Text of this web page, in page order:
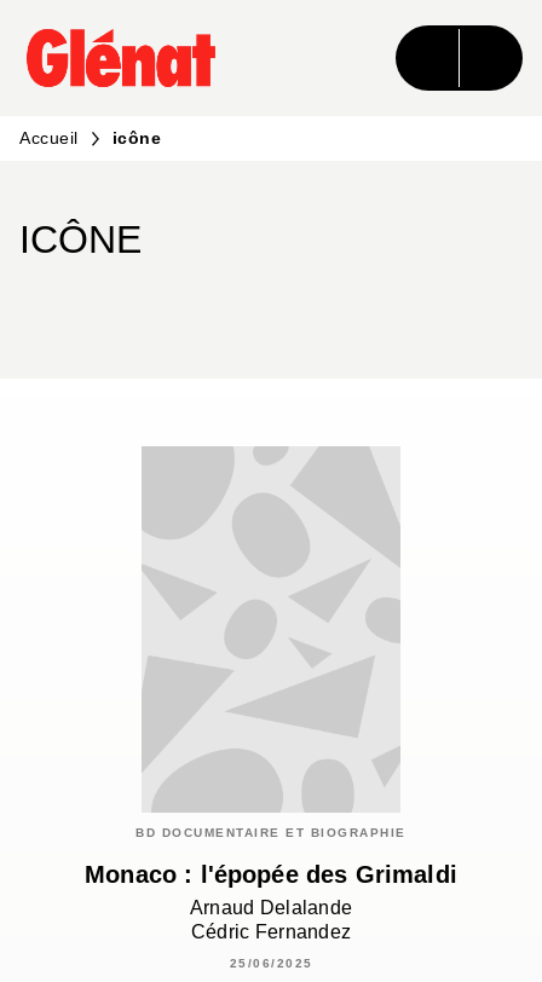
MENU RECHERCHE CONTENU
PIED DE PAGE
Accueil icône
ICÔNE
BD DOCUMENTAIRE ET BIOGRAPHIE
Monaco : l'épopée des Grimaldi
Arnaud Delalande
Cédric Fernandez
25/06/2025